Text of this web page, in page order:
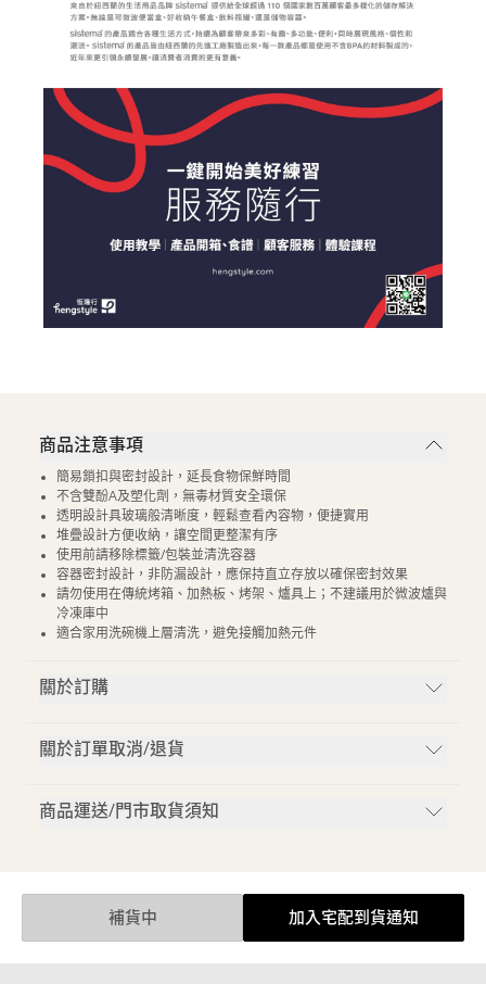
商品注意事項
簡易鎖扣與密封設計，延長食物保鮮時間
不含雙酚A及塑化劑，無毒材質安全環保
透明設計具玻璃般清晰度，輕鬆查看內容物，便捷實用
堆疊設計方便收納，讓空間更整潔有序
使用前請移除標籤/包裝並清洗容器
容器密封設計，非防漏設計，應保持直立存放以確保密封效果
請勿使用在傳統烤箱、加熱板、烤架、爐具上；不建議用於微波爐與
冷凍庫中
適合家用洗碗機上層清洗，避免接觸加熱元件
關於訂購
關於訂單取消/退貨
商品運送/門市取貨須知
補貨中 加入宅配到貨通知